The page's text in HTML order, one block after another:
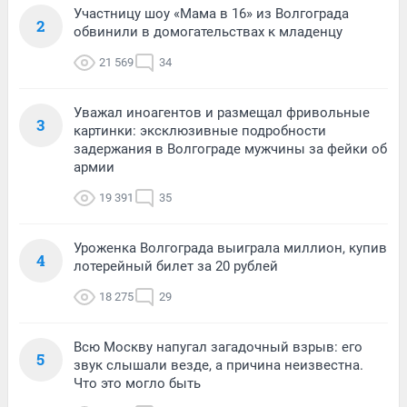
2
Участницу шоу «Мама в 16» из Волгограда
обвинили в домогательствах к младенцу
21 569 34
3
Уважал иноагентов и размещал фривольные
картинки: эксклюзивные подробности
задержания в Волгограде мужчины за фейки об
армии
19 391 35
4
Уроженка Волгограда выиграла миллион, купив
лотерейный билет за 20 рублей
18 275 29
5
Всю Москву напугал загадочный взрыв: его
звук слышали везде, а причина неизвестна.
Что это могло быть